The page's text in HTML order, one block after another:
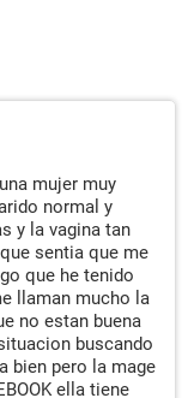
mujer muy
normal y
y la vagina tan
sentia que me
que he tenido
llaman mucho la
no estan buena
buscando
bien pero la mage
ella tiene